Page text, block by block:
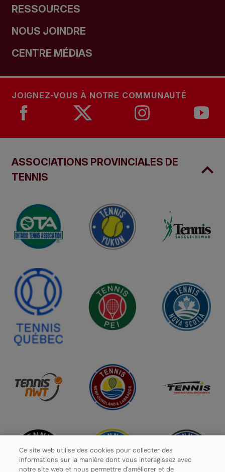
RESSOURCES
NOUS JOINDRE
CENTRE MÉDIAS
JOIGNEZ-VOUS À NOTRE COMMUNAUTÉ
ASSOCIATIONS PROVINCIALES DE
TENNIS
Ce site web utilise des cookies pour collecter des
informations sur la manière dont vous interagissez avec
notre site web et nous permettre d'améliorer et de